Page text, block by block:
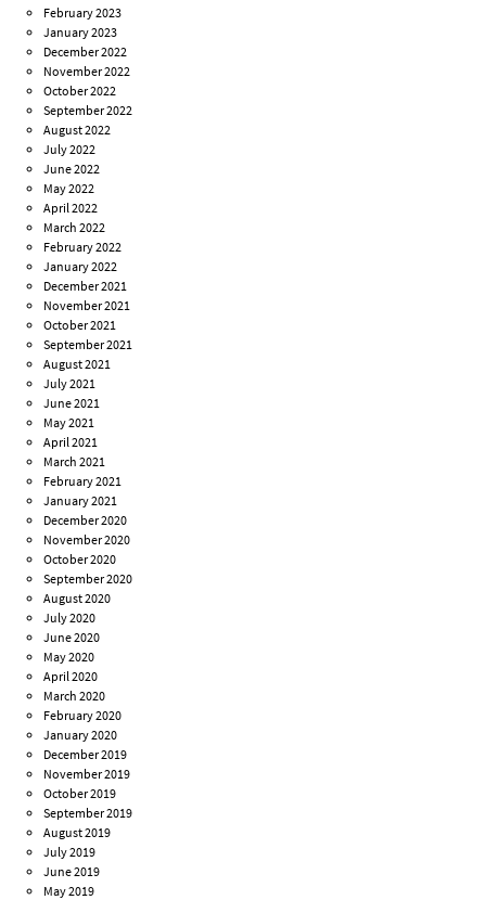
February 2023
January 2023
December 2022
November 2022
October 2022
September 2022
August 2022
July 2022
June 2022
May 2022
April 2022
March 2022
February 2022
January 2022
December 2021
November 2021
October 2021
September 2021
August 2021
July 2021
June 2021
May 2021
April 2021
March 2021
February 2021
January 2021
December 2020
November 2020
October 2020
September 2020
August 2020
July 2020
June 2020
May 2020
April 2020
March 2020
February 2020
January 2020
December 2019
November 2019
October 2019
September 2019
August 2019
July 2019
June 2019
May 2019